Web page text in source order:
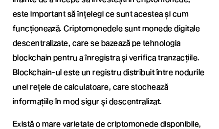
este important să înțelegi ce sunt acestea și cum
funcționează. Criptomonedele sunt monede digitale
descentralizate, care se bazează pe tehnologia
blockchain pentru a înregistra și verifica tranzacțiile.
Blockchain-ul este un registru distribuit între nodurile
unei rețele de calculatoare, care stochează
informațiile în mod sigur și descentralizat.
Există o mare varietate de criptomonede disponibile,